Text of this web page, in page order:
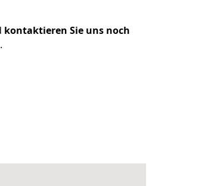
kontaktieren Sie uns noch